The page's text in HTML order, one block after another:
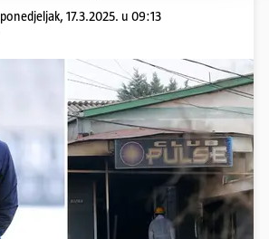
ponedjeljak, 17.3.2025. u 09:13